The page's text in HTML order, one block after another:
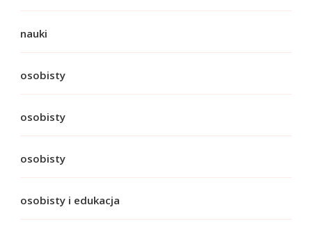
nauki
osobisty
osobisty
osobisty
osobisty i edukacja